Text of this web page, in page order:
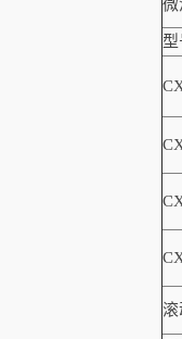
微
型
滚